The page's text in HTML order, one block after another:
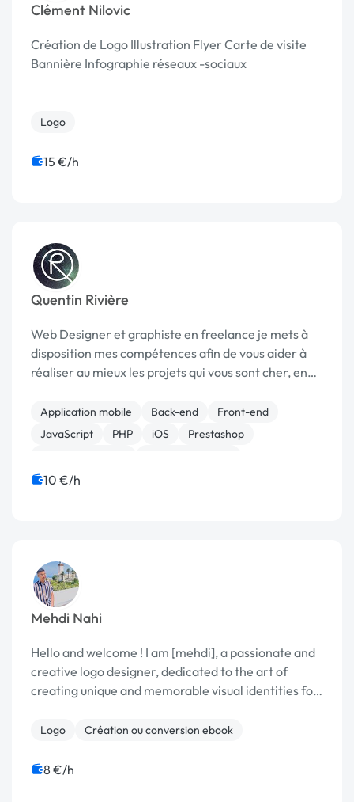
Clément Nilovic
Création de Logo Illustration Flyer Carte de visite
Bannière Infographie réseaux -sociaux
Logo
15 €/h
Quentin Rivière
Web Designer et graphiste en freelance je mets à
disposition mes compétences afin de vous aider à
réaliser au mieux les projets qui vous sont cher, en
le monde digital et ce qui l'entoure . M...
Application mobile Back-end
Front-end
JavaScript
PHP iOS
Prestashop
Création de site internet
10 €/h
Mehdi Nahi
Hello and welcome ! I am [mehdi], a passionate and
creative logo designer, dedicated to the art of
creating unique and memorable visual identities for
graphic design and hands-on experience in the ...
Logo Création ou conversion ebook
8 €/h